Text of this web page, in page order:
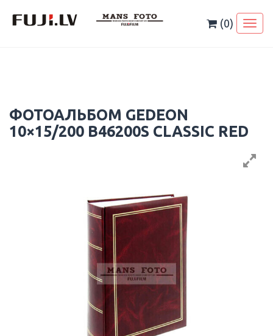
(0)
ФОТОАЛЬБОМ GEDEON
10×15/200 B46200S CLASSIC RED